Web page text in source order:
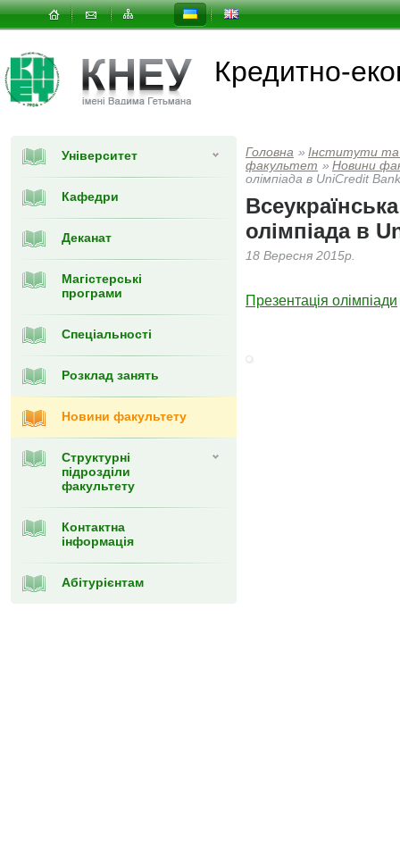
Кредитно-
Університет
Кафедри
Деканат
Магістерські
програми
Спеціальності
Розклад занять
Новини факультету
Структурні
підрозділи
факультету
Контактна
інформація
Абітурієнтам
Головна » Інститути
факультет » Новини
олімпіада в UniCredit Bank
олімпіада в
18 Вересня 2015р.
Презентація олімпіади